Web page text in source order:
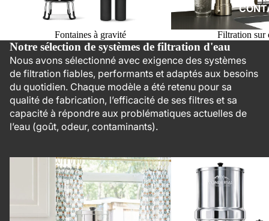
Fontaines à gravité Filtration sur
Notre sélection de systèmes de filtration d'eau
Nous avons sélectionné avec exigence des systèmes
de filtration fiables, performants et adaptés aux besoins
du quotidien. Chaque modèle a été retenu pour sa
qualité de fabrication, l’efficacité de ses filtres et sa
capacité à répondre aux problématiques actuelles de
l’eau (goût, odeur, contaminants).